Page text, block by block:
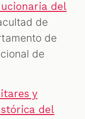
del
de
de
de
y
del